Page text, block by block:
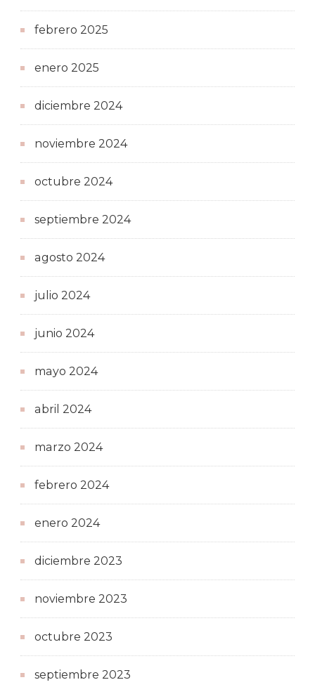
febrero 2025
enero 2025
diciembre 2024
noviembre 2024
octubre 2024
septiembre 2024
agosto 2024
julio 2024
junio 2024
mayo 2024
abril 2024
marzo 2024
febrero 2024
enero 2024
diciembre 2023
noviembre 2023
octubre 2023
septiembre 2023